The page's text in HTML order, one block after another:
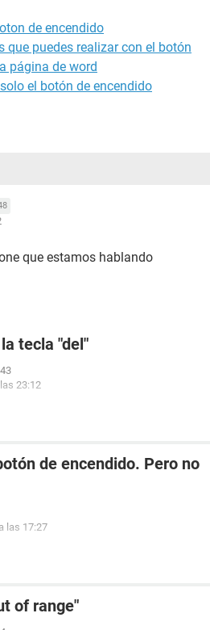
de encendido
que puedes realizar con el botón
página de word
el botón de encendido
que estamos hablando
tecla "del"
23:12
de encendido. Pero no
las 17:27
of range"